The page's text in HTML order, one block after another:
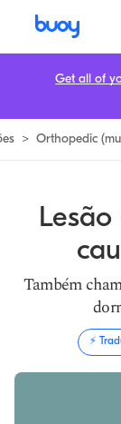
> Orthopedic
Também
⚡️
Get all of